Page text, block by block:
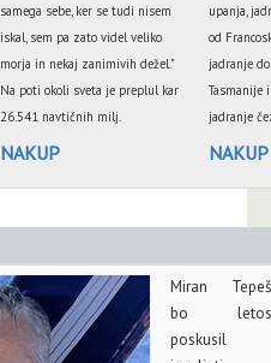
samega sebe, ker se tudi nisem
iskal, sem pa zato videl veliko
morja in nekaj zanimivih dežel."
Na poti okoli sveta je preplul kar
26.541 navtičnih milj.
NAKUP
upanja,
od
jadranje
Tasmanije
jadranje
NAKUP
Miran Tepeš
bo letos
poskusil